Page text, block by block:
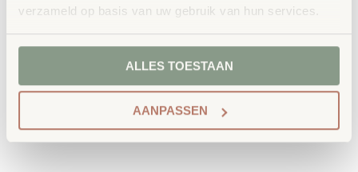
verzameld op basis van uw gebruik van hun services.
ALLES TOESTAAN
AANPASSEN
IN WINKELWAGEN